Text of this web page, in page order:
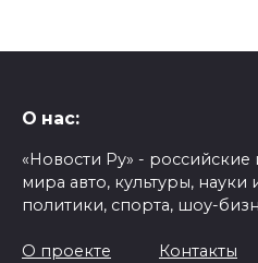
О нас:
«Новости Ру» -
мира авто, культуры, науки
политики, спорта, шоу-
О проекте Контакты